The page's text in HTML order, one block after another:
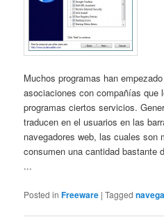
Muchos programas han
asociaciones con compañías que
programas ciertos servicios.
traducen en el usuarios en las
navegadores web, las cuales son
consumen una cantidad bastante
...
Posted in Freeware |Tagged